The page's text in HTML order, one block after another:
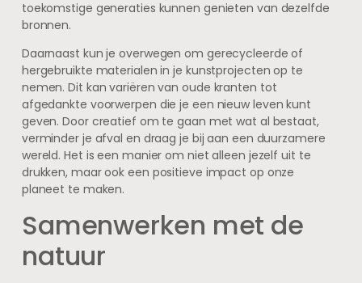
toekomstige generaties kunnen genieten van dezelfde
bronnen.
Daarnaast kun je overwegen om gerecycleerde of
hergebruikte materialen in je kunstprojecten op te
nemen. Dit kan variëren van oude kranten tot
afgedankte voorwerpen die je een nieuw leven kunt
geven. Door creatief om te gaan met wat al bestaat,
verminder je afval en draag je bij aan een duurzamere
wereld. Het is een manier om niet alleen jezelf uit te
drukken, maar ook een positieve impact op onze
planeet te maken.
Samenwerken met de
natuur